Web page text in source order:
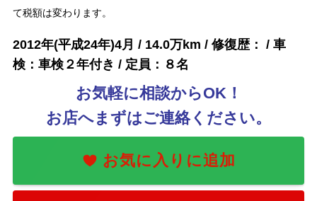
て税額は変わります。
2012年(平成24年)4月 / 14.0万km / 修復歴： / 車
検：車検２年付き / 定員：８名
お気軽に相談からOK！
お店へまずはご連絡ください。
お気に入りに追加